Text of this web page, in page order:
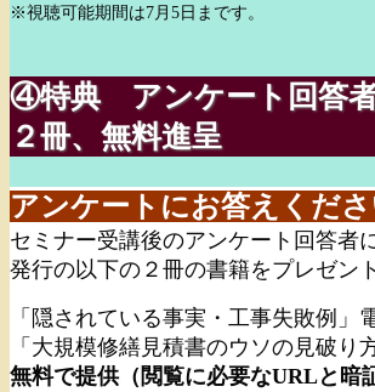
※視聴可能期間は7月5日まです。
④特典 アンケート回答
２冊、無料進呈
アンケートにお答えくださ
セミナー受講後のアンケート回答者
発行の以下の２冊の書籍をプレゼン
「隠されている事実・工事失敗例」
「大規模修繕見積書のウソの見破り
無料で提供（閲覧に必要なURLと暗